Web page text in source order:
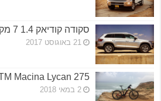
סקודה קודיאק 1.4 7 מקומות – ילדים זה שמחה
21 באוגוסט 2017
KTM Macina Lycan 275 – עליה וכייף בה
2 במאי 2018